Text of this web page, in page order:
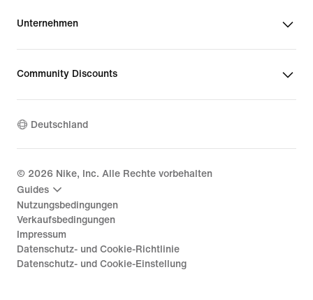
Unternehmen
Community Discounts
Deutschland
© 2026 Nike, Inc. Alle Rechte vorbehalten
Guides
Nutzungsbedingungen
Verkaufsbedingungen
Impressum
Datenschutz- und Cookie-Richtlinie
Datenschutz- und Cookie-Einstellung